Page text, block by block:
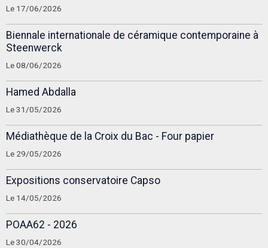
Le 17/06/2026
Biennale internationale de céramique contemporaine à
Steenwerck
Le 08/06/2026
Hamed Abdalla
Le 31/05/2026
Médiathèque de la Croix du Bac - Four papier
Le 29/05/2026
Expositions conservatoire Capso
Le 14/05/2026
POAA62 - 2026
Le 30/04/2026